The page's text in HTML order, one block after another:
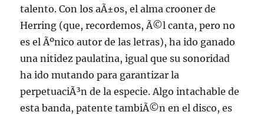
talento. Con los aÃ±os, el alma crooner de
Herring (que, recordemos, Ã©l canta, pero no
es el Ãºnico autor de las letras), ha ido ganado
una nitidez paulatina, igual que su sonoridad
ha ido mutando para garantizar la
perpetuaciÃ³n de la especie. Algo intachable de
esta banda, patente tambiÃ©n en el disco, es